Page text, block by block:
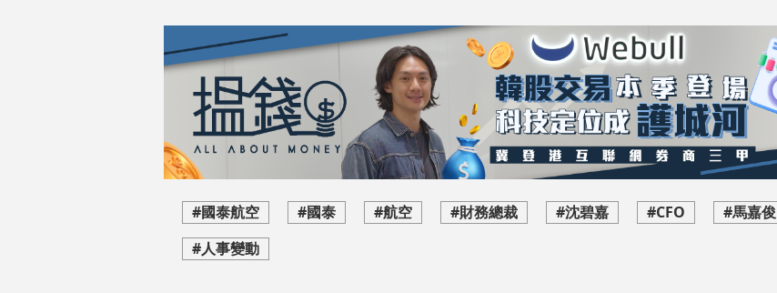
#國泰航空 #國泰 #航空 #財務總裁 #沈碧嘉 #CFO #馬嘉俊
#人事變動